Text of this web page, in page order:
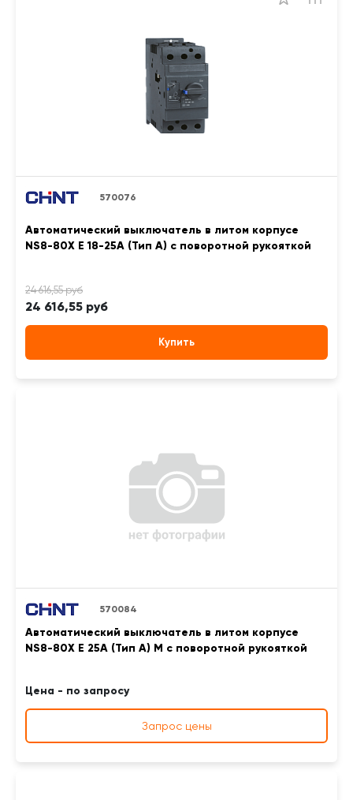
570076
Автоматический выключатель в литом корпусе
NS8-80X E 18-25A (Тип A) с поворотной рукояткой
24 616,55 руб
Купить
570084
Автоматический выключатель в литом корпусе
NS8-80X E 25A (Тип A) M с поворотной рукояткой
Цена - по запросу
Запрос цены